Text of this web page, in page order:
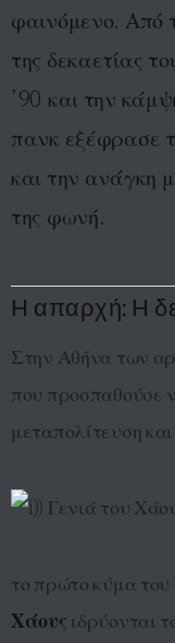
φαινόμενο. Από
της δεκαετίας
’90 και την
πανκ εξέφρασε
και την ανάγκη
της φωνή.
Η απαρχή: Η
Στην Αθήνα των
που προσπαθούσε
μεταπολίτευση
το πρώτο κύμα του
Χάους ιδρύονται